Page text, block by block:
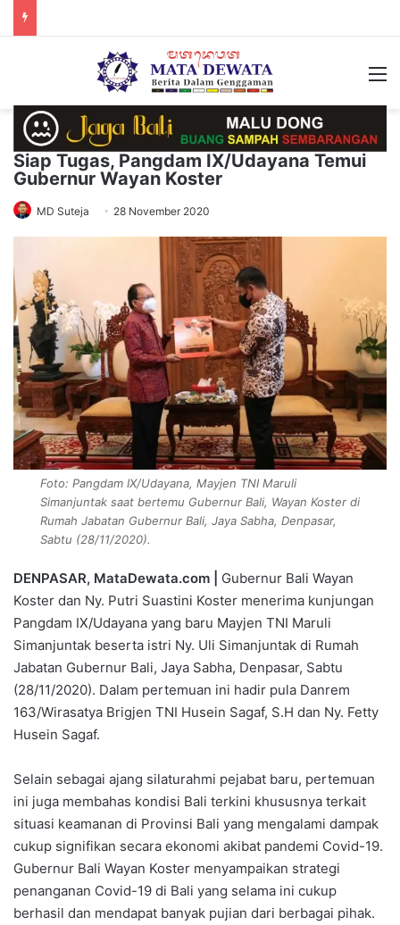
Siap Tugas, Pangdam IX/Udayana Temui
Gubernur Wayan Koster
MD Suteja 28 November 2020
Foto: Pangdam IX/Udayana, Mayjen TNI Maruli
Simanjuntak saat bertemu Gubernur Bali, Wayan Koster di
Rumah Jabatan Gubernur Bali, Jaya Sabha, Denpasar,
Sabtu (28/11/2020).
DENPASAR, MataDewata.com |
Gubernur Bali Wayan
Koster dan Ny. Putri Suastini Koster menerima kunjungan
Pangdam IX/Udayana yang baru Mayjen TNI Maruli
Simanjuntak beserta istri Ny. Uli Simanjuntak di Rumah
Jabatan Gubernur Bali, Jaya Sabha, Denpasar, Sabtu
(28/11/2020). Dalam pertemuan ini hadir pula Danrem
163/Wirasatya Brigjen TNI Husein Sagaf, S.H dan Ny. Fetty
Husein Sagaf.
Selain sebagai ajang silaturahmi pejabat baru, pertemuan
ini juga membahas kondisi Bali terkini khususnya terkait
situasi keamanan di Provinsi Bali yang mengalami dampak
cukup signifikan secara ekonomi akibat pandemi Covid-19.
Gubernur Bali Wayan Koster menyampaikan strategi
penanganan Covid-19 di Bali yang selama ini cukup
berhasil dan mendapat banyak pujian dari berbagai pihak.